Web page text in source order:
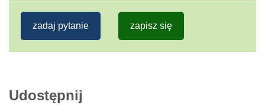
zadaj pytanie zapisz się
Udostępnij